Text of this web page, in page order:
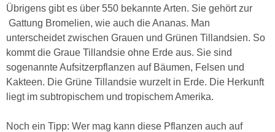
Übrigens gibt es über 550 bekannte Arten. Sie gehört zur
Gattung Bromelien, wie auch die Ananas. Man
unterscheidet zwischen Grauen und Grünen Tillandsien. So
kommt die Graue Tillandsie ohne Erde aus. Sie sind
sogenannte Aufsitzerpflanzen auf Bäumen, Felsen und
Kakteen. Die Grüne Tillandsie wurzelt in Erde. Die Herkunft
liegt im subtropischem und tropischem Amerika.
Noch ein Tipp: Wer mag kann diese Pflanzen auch auf